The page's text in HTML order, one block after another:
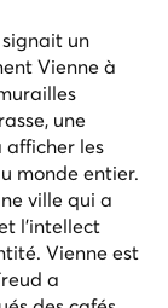
signait un
Vienne à
une
afficher les
monde entier.
ville qui a
l'intellect
Vienne est
a